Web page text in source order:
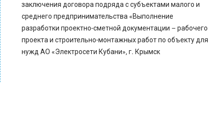
заключения договора подряда с субъектами малого и
среднего предпринимательства «Выполнение
разработки проектно-сметной документации – рабочего
проекта и строительно-монтажных работ по объекту для
нужд АО «Электросети Кубани», г. Крымск